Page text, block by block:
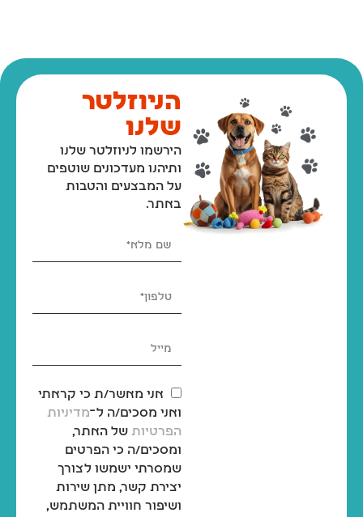
הניוזלטר
שלנו
הירשמו לניוזלטר שלנו
ותיהנו מעדכונים שוטפים
על המבצעים והטבות
באתר.
אני מאשר/ת כי קראתי
ואני מסכים/ה ל־מדיניות
הפרטיות של האתר,
ומסכים/ה כי הפרטים
שמסרתי ישמשו לצורך
יצירת קשר, מתן שירות
ושיפור חוויית המשתמש,